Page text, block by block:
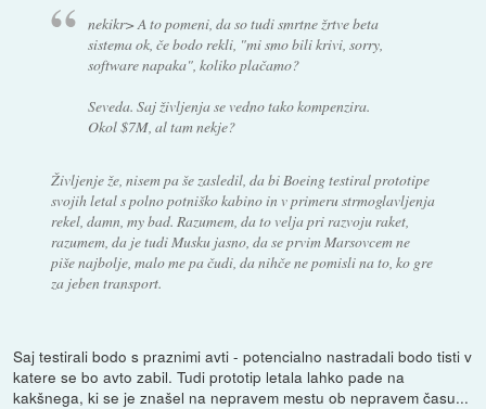
nekikr> A to pomeni, da so tudi smrtne žrtve beta
sistema ok, če bodo rekli, "mi smo bili krivi, sorry,
software napaka", koliko plačamo?
Seveda. Saj življenja se vedno tako kompenzira.
Okol $7M, al tam nekje?
Življenje že, nisem pa še zasledil, da bi Boeing testiral prototipe
svojih letal s polno potniško kabino in v primeru strmoglavljenja
rekel, damn, my bad. Razumem, da to velja pri razvoju raket,
razumem, da je tudi Musku jasno, da se prvim Marsovcem ne
piše najbolje, malo me pa čudi, da nihče ne pomisli na to, ko gre
za jeben transport.
Saj testirali bodo s praznimi avti - potencialno nastradali bodo tisti v
katere se bo avto zabil. Tudi prototip letala lahko pade na
kakšnega, ki se je znašel na nepravem mestu ob nepravem času...